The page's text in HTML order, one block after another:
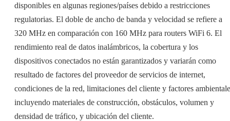
disponibles en algunas regiones/países debido a restricciones
regulatorias. El doble de ancho de banda y velocidad se refiere a
320 MHz en comparación con 160 MHz para routers WiFi 6. El
rendimiento real de datos inalámbricos, la cobertura y los
dispositivos conectados no están garantizados y variarán como
resultado de factores del proveedor de servicios de internet,
condiciones de la red, limitaciones del cliente y factores
incluyendo materiales de construcción, obstáculos, volumen y
densidad de tráfico, y ubicación del cliente.